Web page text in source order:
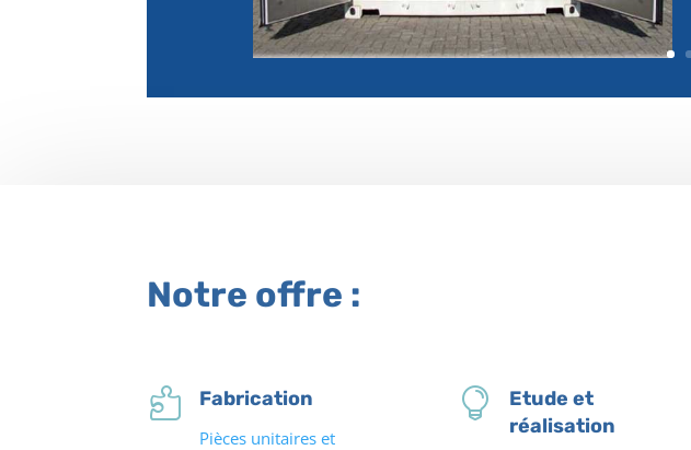
Notre offre :
 Fabrication
Pièces unitaires et

Etude et
réalisation